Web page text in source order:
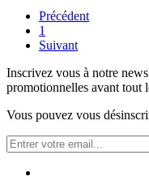
Précédent
1
Suivant
Inscrivez vous à notre
promotionnelles avant tout
Vous pouvez vous